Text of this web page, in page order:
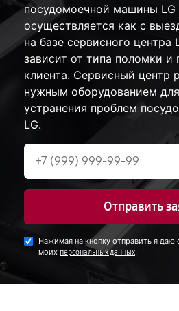
посудомоечной машины LG
осуществляется как с
на базе сервисного центра
зависит от типа поломки и
клиента. Сервисный центр
нужным оборудованием
устранения проблем
LG.
Отправить
Нажимая на кнопку отправить я даю
моих персональных данных.